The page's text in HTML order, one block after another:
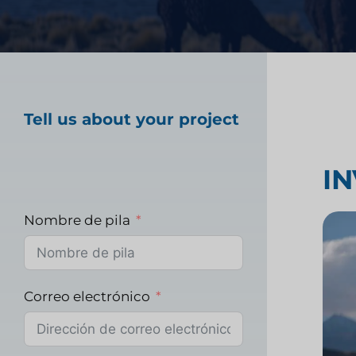
Investigación de
Tell us about your project
Nombre de pila
Correo electrónico